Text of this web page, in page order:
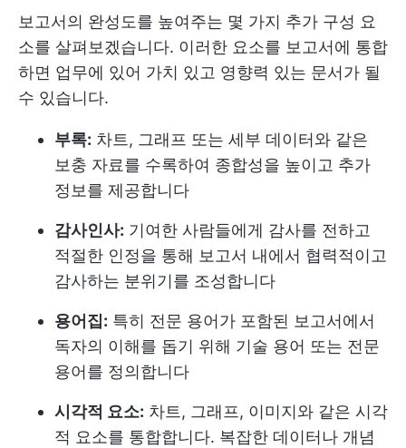
보고서의 완성도를 높여주는 몇 가지 추가 구성 요
소를 살펴보겠습니다. 이러한 요소를 보고서에 통합
하면 업무에 있어 가치 있고 영향력 있는 문서가 될
수 있습니다.
부록: 차트, 그래프 또는 세부 데이터와 같은
보충 자료를 수록하여 종합성을 높이고 추가
정보를 제공합니다
감사인사: 기여한 사람들에게 감사를 전하고
적절한 인정을 통해 보고서 내에서 협력적이고
감사하는 분위기를 조성합니다
용어집: 특히 전문 용어가 포함된 보고서에서
독자의 이해를 돕기 위해 기술 용어 또는 전문
용어를 정의합니다
시각적 요소: 차트, 그래프, 이미지와 같은 시각
적 요소를 통합합니다. 복잡한 데이터나 개념